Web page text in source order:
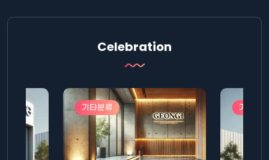
Celebration
기타분류 기타분